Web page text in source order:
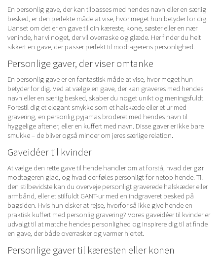
En personlig gave, der kan tilpasses med hendes navn eller en særlig
besked, er den perfekte måde at vise, hvor meget hun betyder for dig.
Uanset om det er en gave til din kæreste, kone, søster eller en nær
veninde, har vi noget, der vil overraske og glæde. Her finder du helt
sikkert en gave, der passer perfekt til modtagerens personlighed.
Personlige gaver, der viser omtanke
En personlig gave er en fantastisk måde at vise, hvor meget hun
betyder for dig. Ved at vælge en gave, der kan graveres med hendes
navn eller en særlig besked, skaber du noget unikt og meningsfuldt.
Forestil dig et elegant smykke som et halskæde eller et ur med
gravering, en personlig pyjamas broderet med hendes navn til
hyggelige aftener, eller en kuffert med navn. Disse gaver er ikke bare
smukke – de bliver også minder om jeres særlige relation.
Gaveidéer til kvinder
At vælge den rette gave til hende handler om at forstå, hvad der gør
modtageren glad, og hvad der føles personligt for netop hende. Til
den stilbevidste kan du overveje personligt graverede halskæder eller
armbånd, eller et stilfuldt GANT-urmed en indgraveret besked på
bagsiden. Hvis hun elsker at rejse, hvorfor så ikke give hende en
praktisk kuffert med personlig gravering? Vores gaveidéer til kvinder er
udvalgt til at matche hendes personlighed og inspirere dig til at finde
en gave, der både overrasker og varmer hjertet.
Personlige gaver til kæresten eller konen